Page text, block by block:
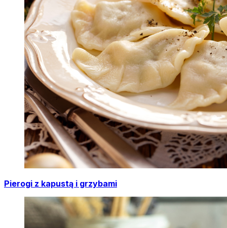
Pierogi z kapustą i grzybami